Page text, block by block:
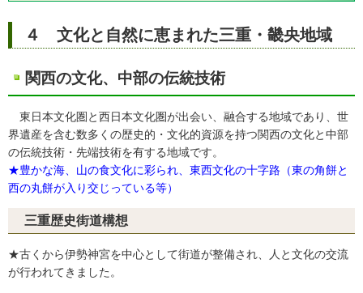
４ 文化と自然に恵まれた三重・畿央地域
関西の文化、中部の伝統技術
東日本文化圏と西日本文化圏が出会い、融合する地域であり、世
界遺産を含む数多くの歴史的・文化的資源を持つ関西の文化と中部
の伝統技術・先端技術を有する地域です。
★豊かな海、山の食文化に彩られ、東西文化の十字路（東の角餅と
西の丸餅が入り交じっている等）
三重歴史街道構想
★古くから伊勢神宮を中心として街道が整備され、人と文化の交流
が行われてきました。